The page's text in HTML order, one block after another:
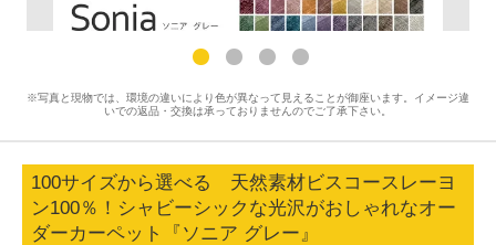
※写真と現物では、環境の違いにより色が異なって見えることが御座います。イメージ違
いでの返品・交換は承っておりませんのでご了承下さい。
100サイズから選べる 天然素材ビスコースレーヨ
ン100％！シャビーシックな光沢がおしゃれなオー
ダーカーペット『ソニア グレー』